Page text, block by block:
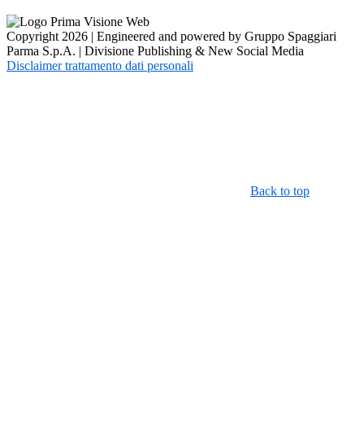
Copyright 2026 | Engineered and powered by Gruppo Spaggiari
Parma S.p.A. | Divisione Publishing & New Social Media
Disclaimer trattamento dati personali
Back to top